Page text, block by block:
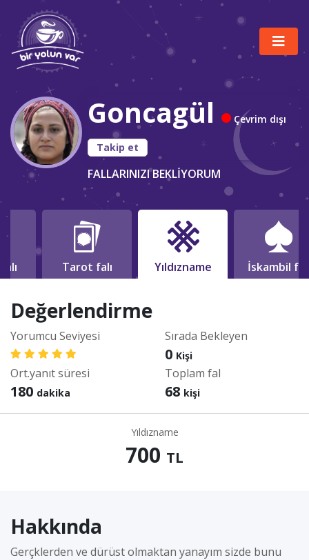
Goncagül Çevrim dışı
Takip et
FALLARINIZI BEKLİYORUM
Tarot falı Yıldızname İskambil
Değerlendirme
Yorumcu Seviyesi Sırada Bekleyen
0 Kişi
Ort.yanıt süresi
180 dakika
Toplam fal
68 kişi
Yıldızname
700 TL
Hakkında
Gerçklerden ve dürüst olmaktan yanayım sizde bunu